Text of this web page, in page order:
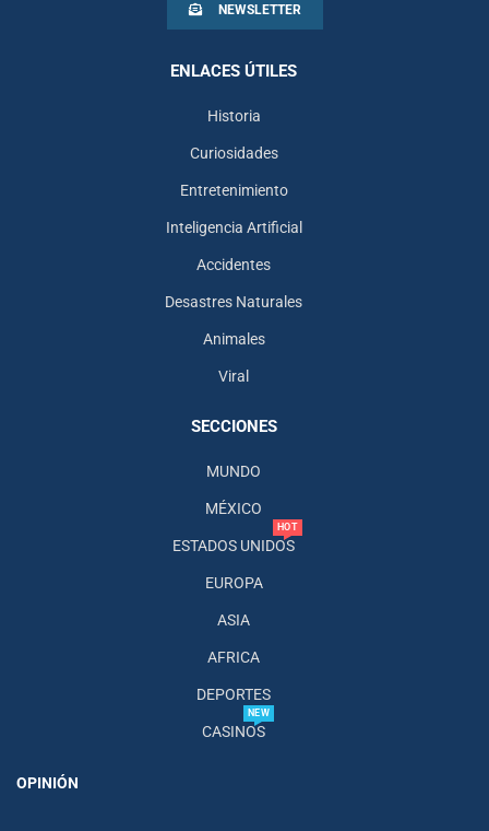
NEWSLETTER
ENLACES ÚTILES
Historia
Curiosidades
Entretenimiento
Inteligencia Artificial
Accidentes
Desastres Naturales
Animales
Viral
SECCIONES
MUNDO
MÉXICO
ESTADOS UNIDOS
HOT
EUROPA
ASIA
AFRICA
DEPORTES
CASINOS
NEW
OPINIÓN